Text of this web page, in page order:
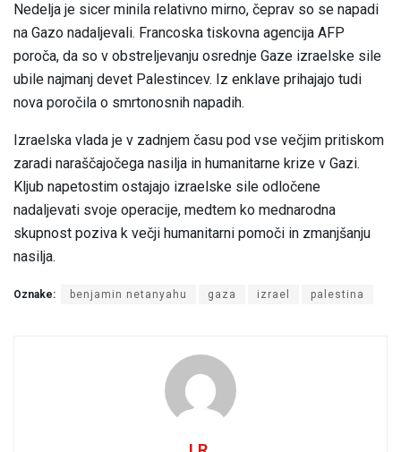
Nedelja je sicer minila relativno mirno, čeprav so se napadi
na Gazo nadaljevali. Francoska tiskovna agencija AFP
poroča, da so v obstreljevanju osrednje Gaze izraelske sile
ubile najmanj devet Palestincev. Iz enklave prihajajo tudi
nova poročila o smrtonosnih napadih.
Izraelska vlada je v zadnjem času pod vse večjim pritiskom
zaradi naraščajočega nasilja in humanitarne krize v Gazi.
Kljub napetostim ostajajo izraelske sile odločene
nadaljevati svoje operacije, medtem ko mednarodna
skupnost poziva k večji humanitarni pomoči in zmanjšanju
nasilja.
Oznake: benjamin netanyahu gaza izrael palestina